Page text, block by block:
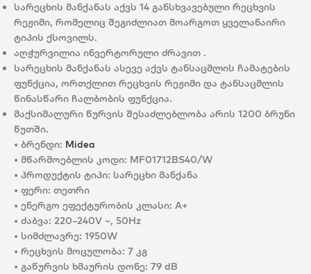
სარეცხის მანქანას აქვს 14 განსხვავებული რეცხვის
რეჟიმი, რომელიც შეგიძლიათ მოარგოთ ყველანაირი
ტიპის ქსოვილს.
აღჭურვილია ინვერტორული ძრავით .
სარეცხის მანქანას ასევე აქვს ტანსაცმლის ჩამატების
ფუნქცია, ორთქლით რეცხვის რეჟიმი და ტანსაცმლის
წინასწარი ჩალბობის ფუნქცია.
მაქსიმალური წურვის შესაძლებლობა არის 1200 ბრუნი
წუთში.
• ბრენდი: Midea
• მწარმოებლის კოდი: MF01712BS40/W
• პროდუქტის ტიპი: სარეცხი მანქანა
• ფერი: თეთრი
• ენერგო ეფექტურობის კლასი: A+
• ძაბვა: 220–240V ~, 50Hz
• სიმძლავრე: 1950W
• რეცხვის მოცულობა: 7 კგ
• გაწურვის ხმაურის დონე: 79 dB